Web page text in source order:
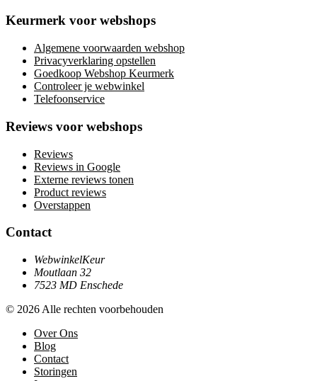
Keurmerk voor webshops
Algemene voorwaarden webshop
Privacyverklaring opstellen
Goedkoop Webshop Keurmerk
Controleer je webwinkel
Telefoonservice
Reviews voor webshops
Reviews
Reviews in Google
Externe reviews tonen
Product reviews
Overstappen
Contact
WebwinkelKeur
Moutlaan 32
7523 MD Enschede
© 2026 Alle rechten voorbehouden
Over Ons
Blog
Contact
Storingen